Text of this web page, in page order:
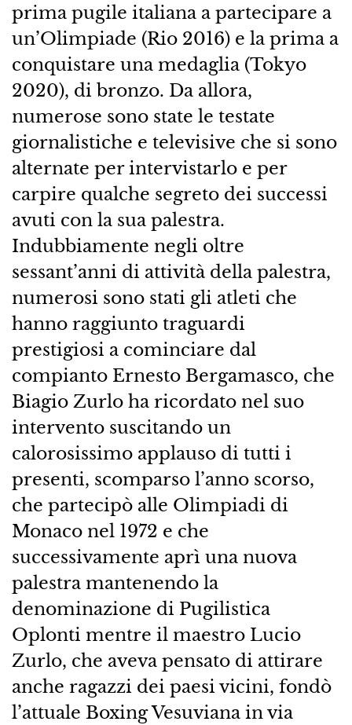
prima pugile italiana a partecipare a
un’Olimpiade (Rio 2016) e la prima a
conquistare una medaglia (Tokyo
2020), di bronzo. Da allora,
numerose sono state le testate
giornalistiche e televisive che si sono
alternate per intervistarlo e per
carpire qualche segreto dei successi
avuti con la sua palestra.
Indubbiamente negli oltre
sessant’anni di attività della palestra,
numerosi sono stati gli atleti che
hanno raggiunto traguardi
prestigiosi a cominciare dal
compianto Ernesto Bergamasco, che
Biagio Zurlo ha ricordato nel suo
intervento suscitando un
calorosissimo applauso di tutti i
presenti, scomparso l’anno scorso,
che partecipò alle Olimpiadi di
Monaco nel 1972 e che
successivamente aprì una nuova
palestra mantenendo la
denominazione di Pugilistica
Oplonti mentre il maestro Lucio
Zurlo, che aveva pensato di attirare
anche ragazzi dei paesi vicini, fondò
l’attuale Boxing Vesuviana in via